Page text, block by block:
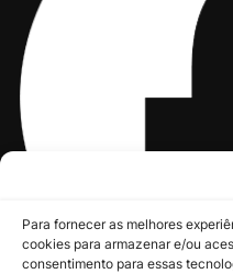
Para fornecer as melhores
cookies para armazenar e/ou
consentimento para essas